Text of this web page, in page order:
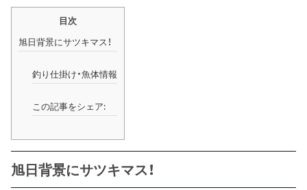
目次
旭日背景にサツキマス！
釣り仕掛け・魚体情報
この記事をシェア:
旭日背景にサツキマス！